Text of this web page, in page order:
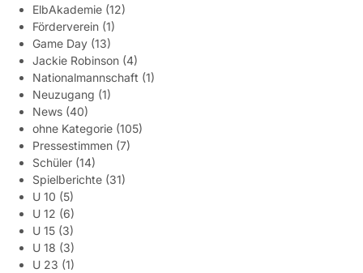
ElbAkademie (12)
Förderverein (1)
Game Day (13)
Jackie Robinson (4)
Nationalmannschaft (1)
Neuzugang (1)
News (40)
ohne Kategorie (105)
Pressestimmen (7)
Schüler (14)
Spielberichte (31)
U 10 (5)
U 12 (6)
U 15 (3)
U 18 (3)
U 23 (1)